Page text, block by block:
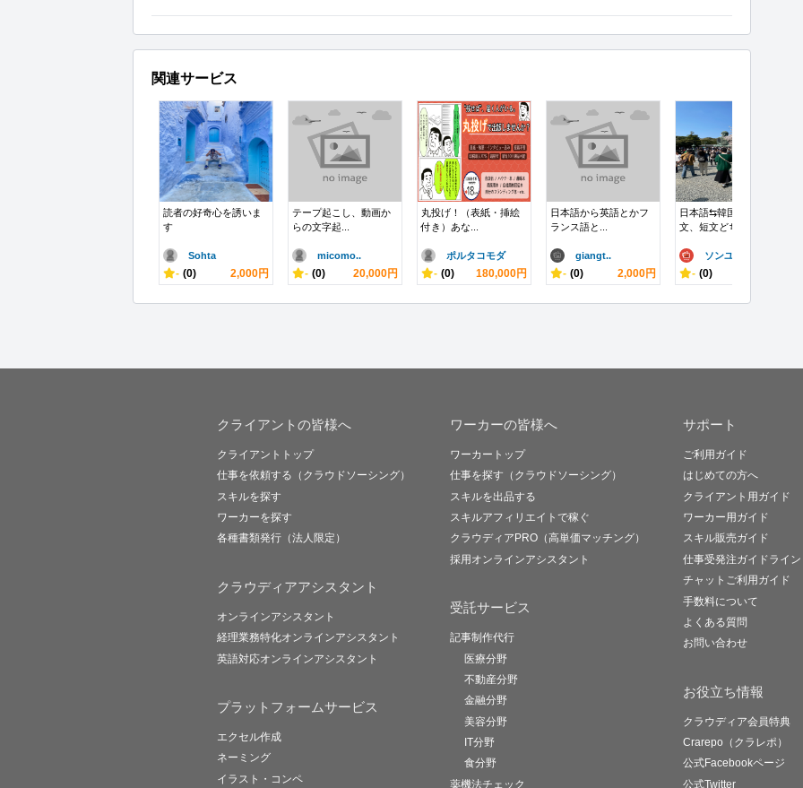
関連サービス
読者の好奇心を誘いま
す
Sohta
- (0) 2,000円
テープ起こし、動画か
らの文字起...
micomo..
- (0) 20,000円
丸投げ！（表紙・挿絵
付き）あな...
ポルタコモダ
- (0) 180,000円
日本語から英語とかフ
ランス語と...
giangt..
- (0) 2,000円
日本語⇆韓国語、長
文、短文どち...
ソンユ
- (0)
クライアントの皆様へ
クライアントトップ
仕事を依頼する（クラウドソーシング）
スキルを探す
ワーカーを探す
各種書類発行（法人限定）
クラウディアアシスタント
オンラインアシスタント
経理業務特化オンラインアシスタント
英語対応オンラインアシスタント
プラットフォームサービス
エクセル作成
ネーミング
イラスト・コンペ
ワーカーの皆様へ
ワーカートップ
仕事を探す（クラウドソーシング）
スキルを出品する
スキルアフィリエイトで稼ぐ
クラウディアPRO（高単価マッチング）
採用オンラインアシスタント
受託サービス
記事制作代行
医療分野
不動産分野
金融分野
美容分野
IT分野
食分野
薬機法チェック
サポート
ご利用ガイド
はじめての方へ
クライアント用ガイド
ワーカー用ガイド
スキル販売ガイド
仕事受発注ガイドライン
チャットご利用ガイド
手数料について
よくある質問
お問い合わせ
お役立ち情報
クラウディア会員特典
Crarepo（クラレポ）
公式Facebookページ
公式Twitter